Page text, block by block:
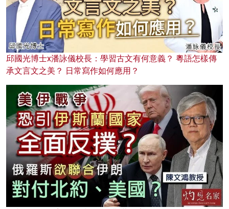
邱國光博士x潘詠儀校長：學習古文有何意義？ 粵語怎樣傳
承文言文之美？ 日常寫作如何應用？